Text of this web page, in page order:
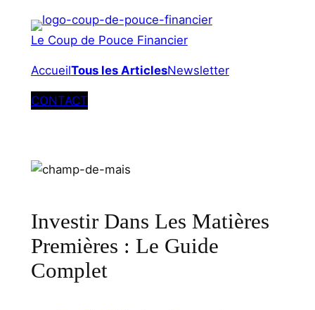
Le Coup de Pouce Financier
AccueilTous les ArticlesNewsletter
CONTACT
Investir Dans Les Matières
Premières : Le Guide
Complet
Une Question ? Besoin de Conseils ?